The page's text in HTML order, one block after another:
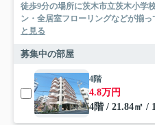
徒歩9分の場所に茨木市立茨木小学
ン・全居室フローリングなどが揃
と見る
募集中の部屋
4階
4.8万円
4階 / 21.84㎡ /